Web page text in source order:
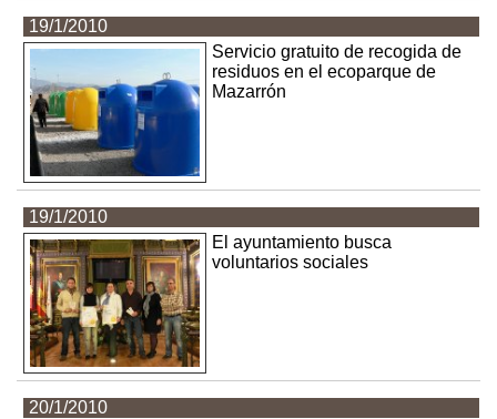
19/1/2010
Servicio gratuito de recogida de
residuos en el ecoparque de
Mazarrón
19/1/2010
El ayuntamiento busca
voluntarios sociales
20/1/2010